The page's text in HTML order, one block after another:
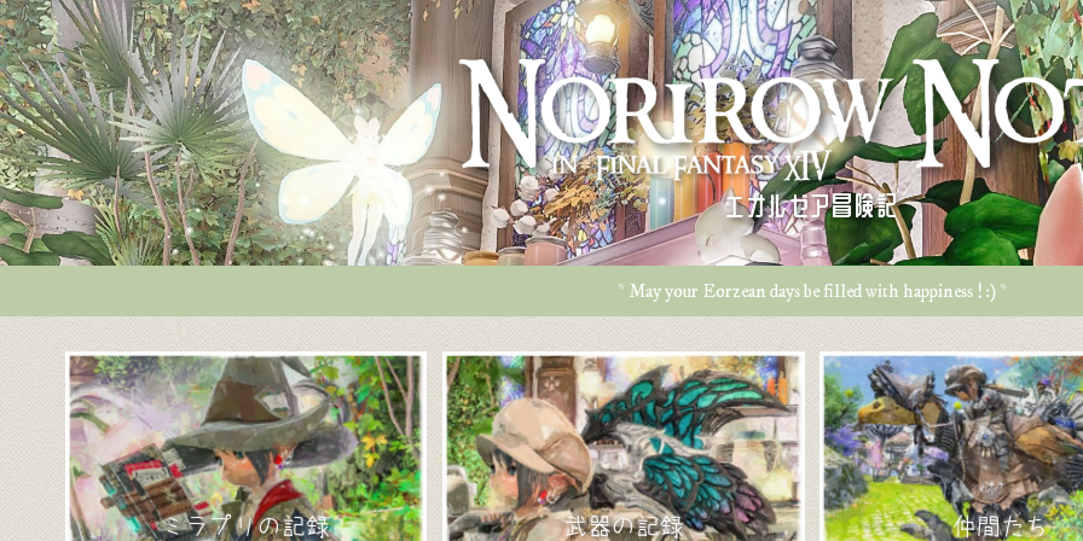
エオルゼア冒険記
* May your Eorzean days be filled with happiness ! :) *
ミラプリの記録 武器の記録 仲間たち